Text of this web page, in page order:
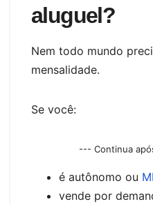
aluguel?
Nem todo mundo
mensalidade.
Se você:
--- Continua
é autônomo ou
vende por